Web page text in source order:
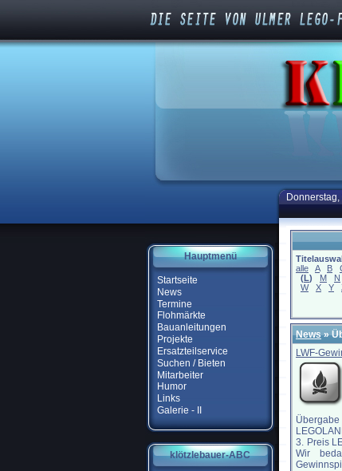
Hauptmenü
Startseite
News
Termine
Flohmärkte
Bauanleitungen
Projekte
Ersatzteilservice
Suchen / Bieten
Mitarbeiter
Humor
Links
Galerie - II
klötzlebauer-ABC
alle
A B
(L) M N
W
X Y
News»
LWF-
3. Preis
Wir